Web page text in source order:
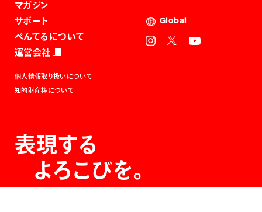
マガジン
サポート
ぺんてるについて
運営会社
Global
個人情報取り扱いについて
知的財産権について
表現する
よろこびを。